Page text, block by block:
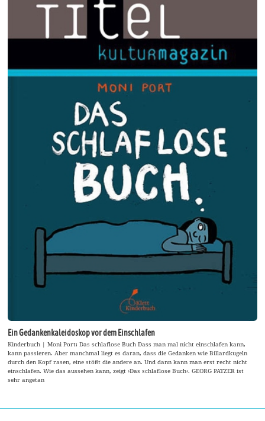
Ein Gedankenkaleidoskop vor dem Einschlafen
Kinderbuch | Moni Port: Das schlaflose Buch Dass man mal nicht einschlafen kann,
kann passieren. Aber manchmal liegt es daran, dass die Gedanken wie Billardkugeln
durch den Kopf rasen, eine stößt die andere an. Und dann kann man erst recht nicht
einschlafen. Wie das aussehen kann, zeigt ›Das schlaflose Buch‹. GEORG PATZER ist
sehr angetan